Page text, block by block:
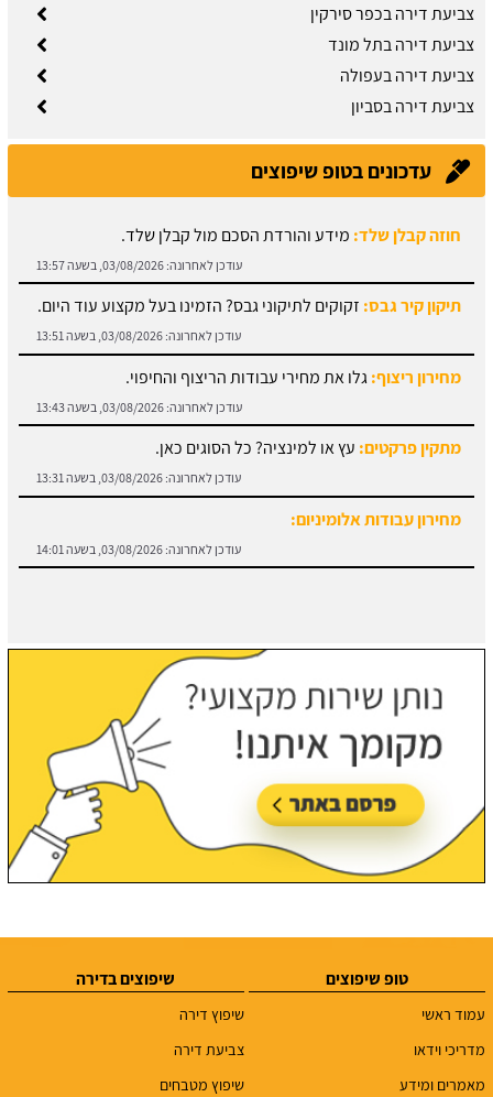
צביעת דירה בכפר סירקין
צביעת דירה בתל מונד
צביעת דירה בעפולה
צביעת דירה בסביון
עדכונים בטופ שיפוצים
חוזה קבלן שלד:מידע והורדת הסכם מול קבלן שלד.
תיקון קיר גבס: זקוקים לתיקוני גבס? הזמינו בעל מקצוע עוד היום.
עודכן לאחרונה:03/08/2026, בשעה 13:51
מחירון ריצוף: גלו את מחירי עבודות הריצוף והחיפוי.
עודכן לאחרונה:03/08/2026, בשעה 13:43
מתקין פרקטים: עץ או למינציה? כל הסוגים כאן.
עודכן לאחרונה:03/08/2026, בשעה 13:31
מחירון עבודות אלומיניום:
עודכן לאחרונה:03/08/2026, בשעה 14:01
טופ שיפוצים
עמוד ראשי
מדריכי וידאו
מאמרים ומידע
שיפוצים בדירה
שיפוץ דירה
צביעת דירה
שיפוץ מטבחים